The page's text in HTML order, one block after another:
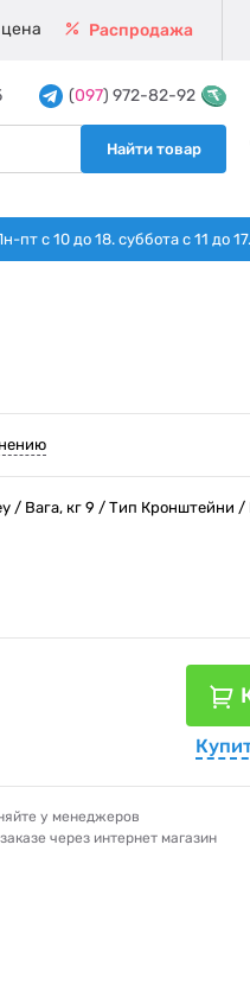
Распродажа
(097) 972-82-92
Найти товар
с 10 до 18. суббота с 11 до 17.
/ Вага, кг 9 / Тип Кронштейни
у менеджеров
через интернет магазин